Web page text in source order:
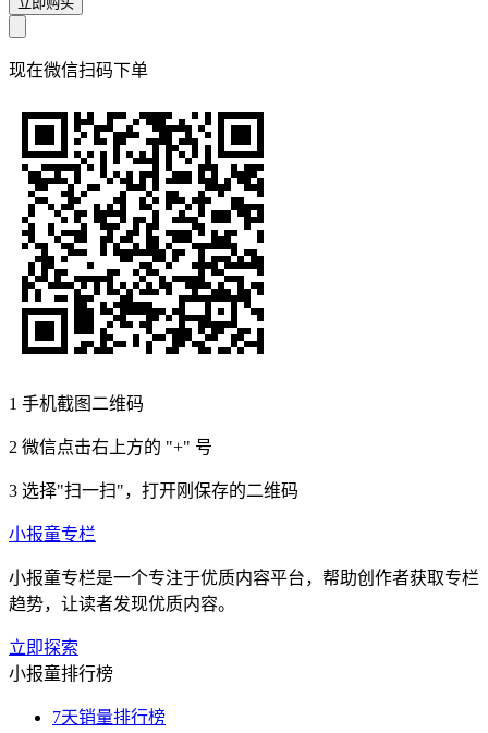
现在微信扫码下单
1 手机截图二维码
2 微信点击右上方的 "+" 号
3 选择"扫一扫"，打开刚保存的二维码
小报童专栏
小报童专栏是一个专注于优质内容平台，帮助创作者获取专栏
趋势，让读者发现优质内容。
立即探索
小报童排行榜
7天销量排行榜